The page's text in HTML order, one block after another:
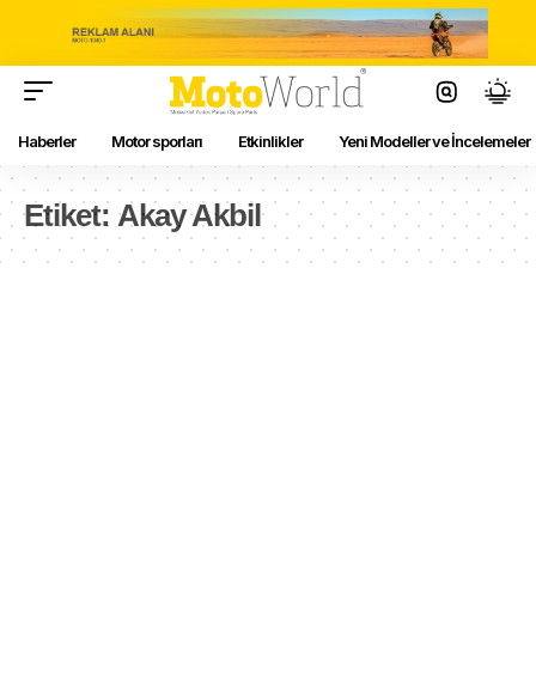
Haberler Motor sporları Etkinlikler Yeni Modeller ve İncelemeler
Etiket: Akay Akbil